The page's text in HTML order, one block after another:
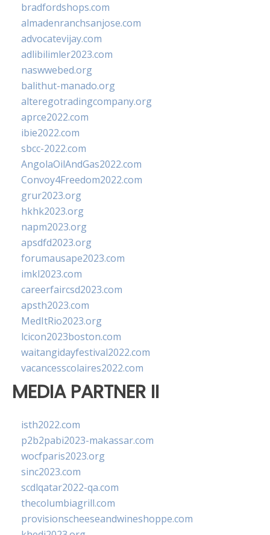
bradfordshops.com
almadenranchsanjose.com
advocatevijay.com
adlibilimler2023.com
naswwebed.org
balithut-manado.org
alteregotradingcompany.org
aprce2022.com
ibie2022.com
sbcc-2022.com
AngolaOilAndGas2022.com
Convoy4Freedom2022.com
grur2023.org
hkhk2023.org
napm2023.org
apsdfd2023.org
forumausape2023.com
imkl2023.com
careerfaircsd2023.com
apsth2023.com
MedItRio2023.org
lcicon2023boston.com
waitangidayfestival2022.com
vacancesscolaires2022.com
MEDIA PARTNER II
isth2022.com
p2b2pabi2023-makassar.com
wocfparis2023.org
sinc2023.com
scdlqatar2022-qa.com
thecolumbiagrill.com
provisionscheeseandwineshoppe.com